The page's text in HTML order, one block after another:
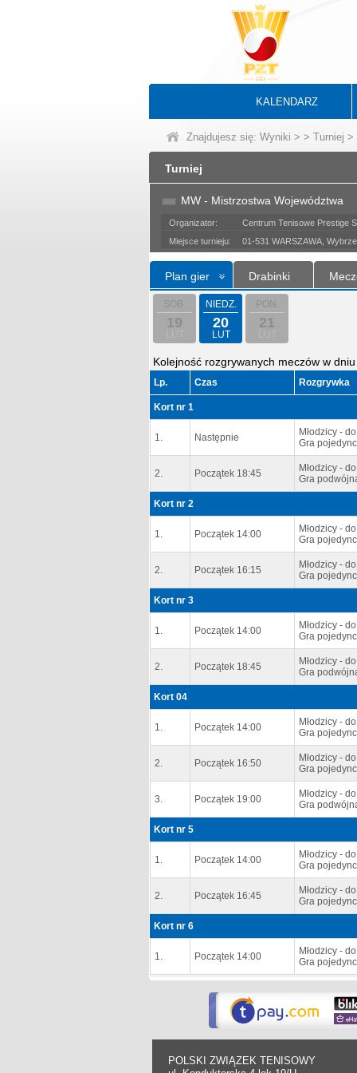
KALENDARZ
Znajdujesz się: Wyniki > > Turniej >
Turniej
MW - Mistrzostwa Województwa
Organizator:
Centrum Tenisowe Prestige
Miejsce turnieju:
01-531 WARSZAWA,
Plan gier Drabinki
SOB.
19
NIEDZ.
20
LUT
PON.
21
Kolejność rozgrywanych meczów w
Lp. Czas Rozgrywka
Kort nr 1
1. Następnie
Młodzicy -
Gra
2. Początek 18:45
Młodzicy -
Gra
Kort nr 2
1. Początek 14:00
Młodzicy -
Gra
2. Początek 16:15
Młodzicy -
Gra
Kort nr 3
1. Początek 14:00
Młodzicy -
Gra
2. Początek 18:45
Młodzicy -
Gra
Kort 04
1. Początek 14:00
Młodzicy -
Gra
2. Początek 16:50
Młodzicy -
Gra
3. Początek 19:00
Młodzicy -
Gra
Kort nr 5
1. Początek 14:00
Młodzicy -
Gra
2. Początek 16:45
Młodzicy -
Gra
Kort nr 6
1. Początek 14:00
Młodzicy -
Gra
POLSKI ZWIĄZEK TENISOWY